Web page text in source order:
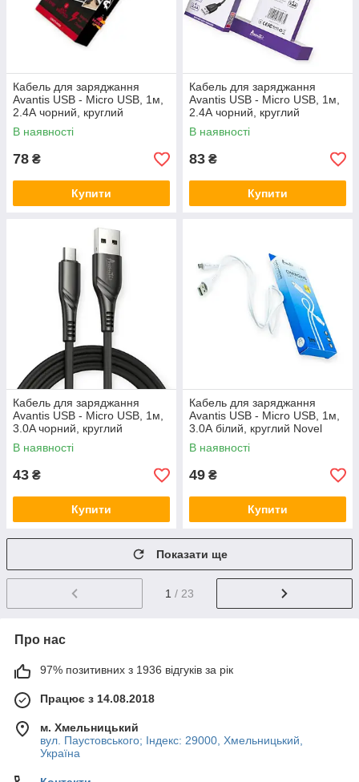
Кабель для заряджання
Avantis USB - Micro USB, 1м,
2.4А чорний, круглий
тканинне обплет. L подібн
В наявності
78 ₴
Купити
Кабель для заряджання
Avantis USB - Micro USB, 1м,
2.4А чорний, круглий
силіконове обплет 366411
В наявності
83 ₴
Купити
Кабель для заряджання
Avantis USB - Micro USB, 1м,
3.0A чорний, круглий
рифлене обплет. Business
В наявності
43 ₴
Купити
Кабель для заряджання
Avantis USB - Micro USB, 1м,
3.0А білий, круглий Novel
В наявності
49 ₴
Купити
Показати ще
1 / 23
Про нас
97% позитивних з 1936 відгуків за рік
Працює з 14.08.2018
м. Хмельницький
вул. Паустовського; Індекс: 29000, Хмельницький,
Україна